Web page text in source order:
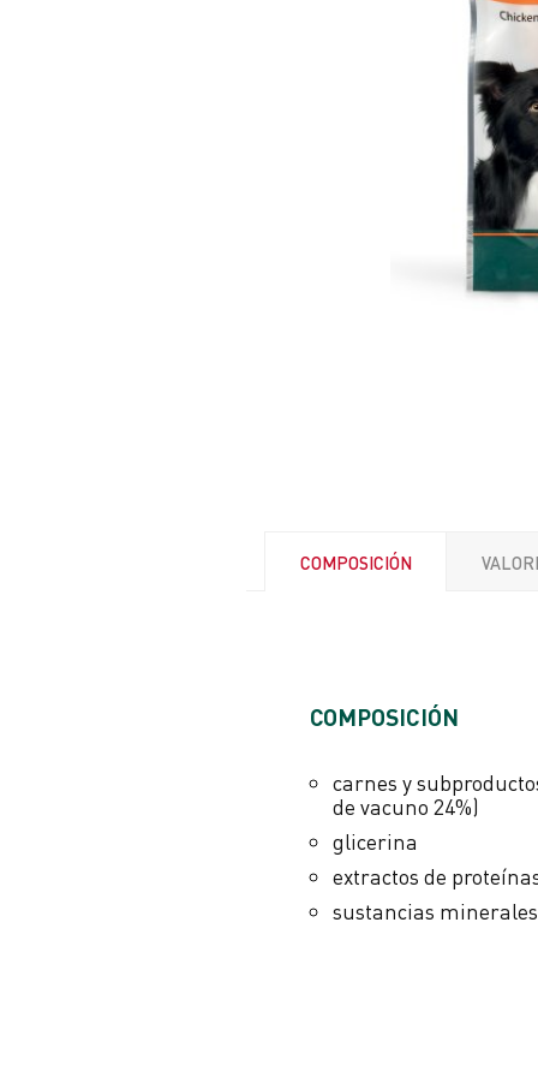
COMPOSICIÓN
COMPOSICIÓN
carnes y
de vacuno 24%)
glicerina
extractos de
sustancias minerales
fibras brutas 1%
aceites y grasas brutos
ceniza bruta 2%
humedad 18%